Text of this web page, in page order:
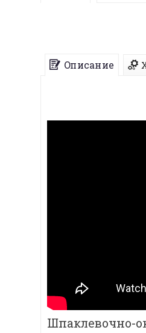
Описание
Шпаклевочно-